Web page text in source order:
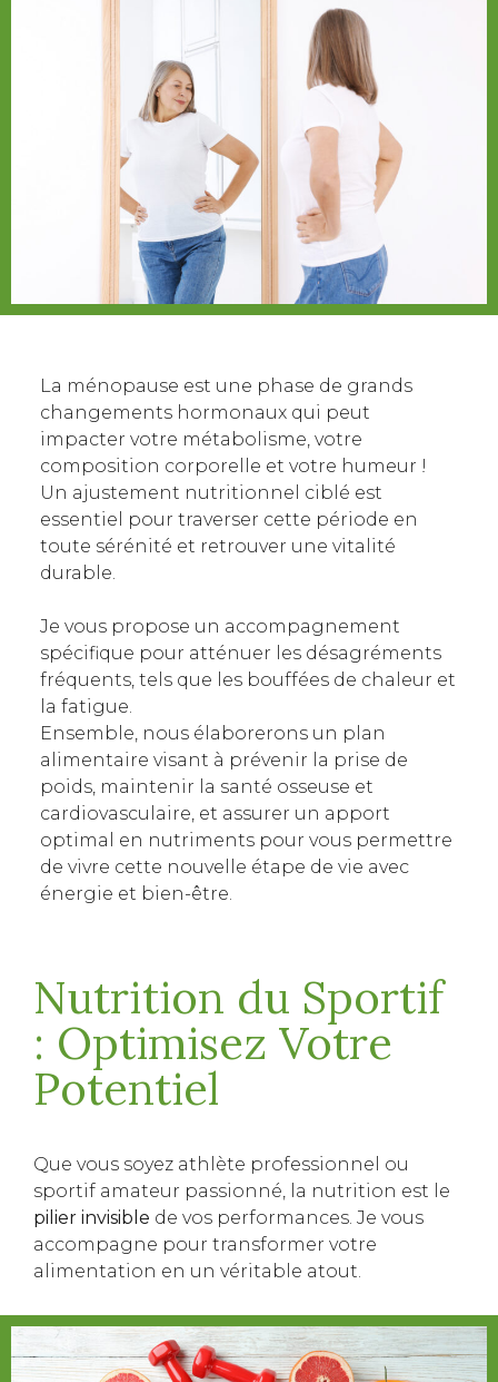
La ménopause est une phase de grands
changements hormonaux qui peut
impacter votre métabolisme, votre
composition corporelle et votre humeur !
Un ajustement nutritionnel ciblé est
essentiel pour traverser cette période en
toute sérénité et retrouver une vitalité
durable.
Je vous propose un accompagnement
spécifique pour atténuer les désagréments
fréquents, tels que les bouffées de chaleur et
la fatigue.
Ensemble, nous élaborerons un plan
alimentaire visant à prévenir la prise de
poids, maintenir la santé osseuse et
cardiovasculaire, et assurer un apport
optimal en nutriments pour vous permettre
de vivre cette nouvelle étape de vie avec
énergie et bien-être.
Nutrition du Sportif
: Optimisez Votre
Potentiel
Que vous soyez athlète professionnel ou
sportif amateur passionné, la nutrition est le
pilier invisible de vos performances. Je vous
accompagne pour transformer votre
alimentation en un véritable atout.